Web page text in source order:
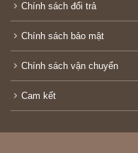
Chính sách đổi trả
Chính sách bảo mật
Chính sách vận chuyển
Cam kết